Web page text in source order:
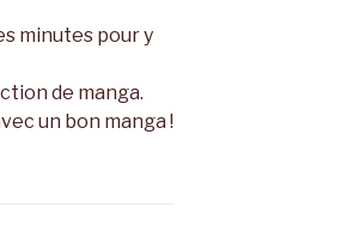
minutes pour y
de manga.
un bon manga !